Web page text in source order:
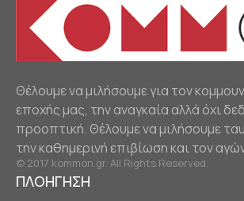
Θέλουμε να μιλήσουμε για τον
εποχής μας, την αναγκαία αλλά όχι
προοπτική. Θέλουμε να μιλήσουμε
την καθημερινή επιβίωση και τον
© 2017 kommon.gr. All Rights Reserved.
ΠΛΟΗΓΗΣΗ